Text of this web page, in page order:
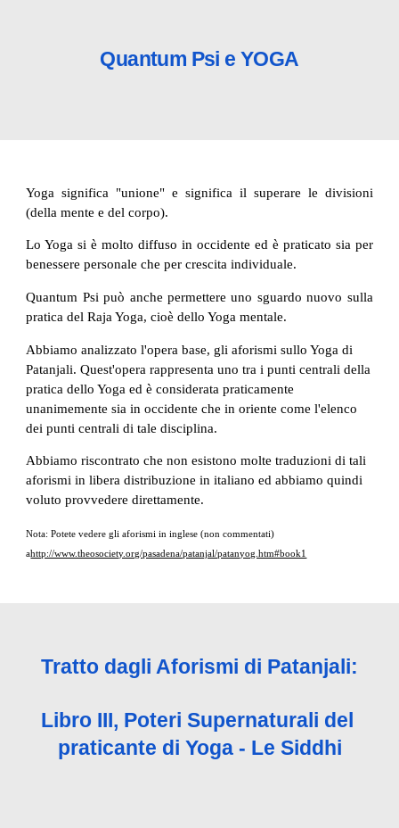
Quantum Psi e YOGA
Yoga significa "unione" e significa il superare le divisioni
(della mente e del corpo).
Lo Yoga si è molto diffuso in occidente ed è praticato sia per
benessere personale che per crescita individuale.
Quantum Psi può anche permettere uno sguardo nuovo sulla
pratica del Raja Yoga, cioè dello Yoga mentale.
Abbiamo analizzato l'opera base, gli aforismi sullo Yoga di
Patanjali. Quest'opera rappresenta uno tra i punti centrali della
pratica dello Yoga ed è considerata praticamente
unanimemente sia in occidente che in oriente come l'elenco
dei punti centrali di tale disciplina.
Abbiamo riscontrato che non esistono molte traduzioni di tali
aforismi in libera distribuzione in italiano ed abbiamo quindi
voluto provvedere direttamente.
Nota: Potete vedere gli aforismi in inglese (non commentati)
ahttp://www.theosociety.org/pasadena/patanjal/patanyog.htm#book1
Tratto dagli Aforismi di Patanjali:
Libro III, Poteri Supernaturali del
praticante di Yoga - Le Siddhi